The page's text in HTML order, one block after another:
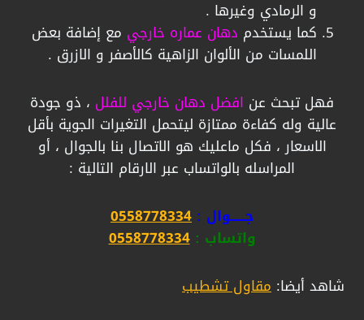
و الرمادي وغيرها .
كما يستخدم دهان عماره خارجي مع إضافة بعض
اللمسات من الألوان الزاهية كالأصفر و الازرق .
فهل تبحث عن افضل دهان خارجي للفلل ، ذو جودة
عالية وله كفاءة ممتازة ليتحمل التغيرات الجوية بأقل
الاسعار ، فكل ماعليك هو الاتصال بنا بالجوال ، أو
المراسله بالواتساب عبر الارقام التالية :
جــــــوال : 0558778334
واتساب :0558778334
شاهد أيضا: مقاول تشطيب